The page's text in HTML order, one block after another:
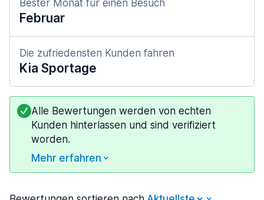
Bester Monat für einen Besuch
Februar
Die zufriedensten Kunden fahren
Kia Sportage
Alle Bewertungen werden von echten
Kunden hinterlassen und sind verifiziert
worden.
Mehr erfahren